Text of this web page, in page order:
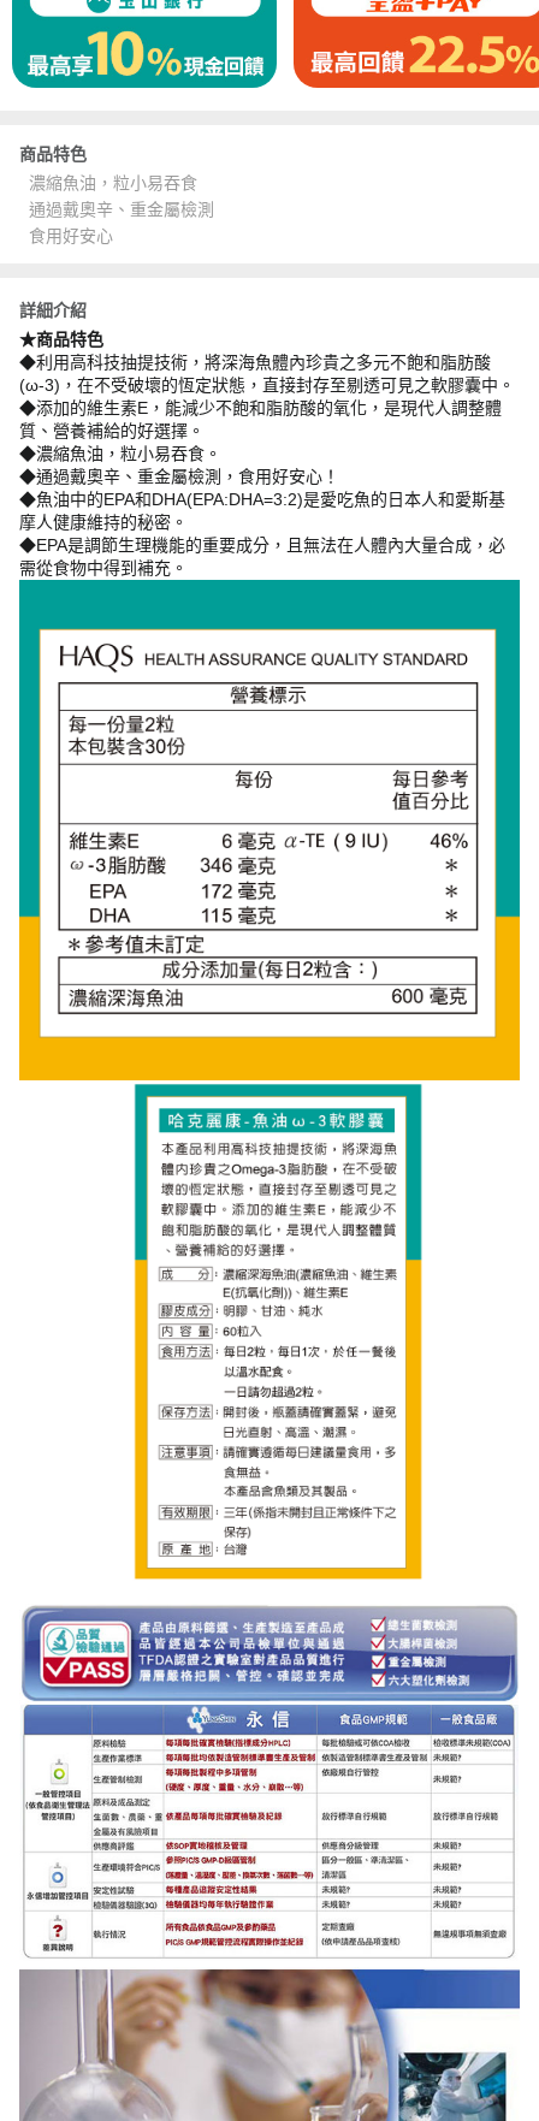
商品特色
濃縮魚油，粒小易吞食
通過戴奧辛、重金屬檢測
食用好安心
詳細介紹
★商品特色
◆利用高科技抽提技術，將深海魚體內珍貴之多元不飽和脂肪酸
(ω-3)，在不受破壞的恆定狀態，直接封存至剔透可見之軟膠囊中。
◆添加的維生素E，能減少不飽和脂肪酸的氧化，是現代人調整體
質、營養補給的好選擇。
◆濃縮魚油，粒小易吞食。
◆通過戴奧辛、重金屬檢測，食用好安心！
◆魚油中的EPA和DHA(EPA:DHA=3:2)是愛吃魚的日本人和愛斯基
摩人健康維持的秘密。
◆EPA是調節生理機能的重要成分，且無法在人體內大量合成，必
需從食物中得到補充。